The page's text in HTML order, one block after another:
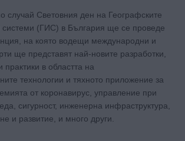
случай Световния ден на Географските
(ГИС) в България ще се проведе
на която водещи международни и
ще представят най-новите разработки,
в областта на
технологии и тяхното приложение за
от коронавирус, управление при
сигурност, инженерна инфраструктура,
и развитие, и много други.